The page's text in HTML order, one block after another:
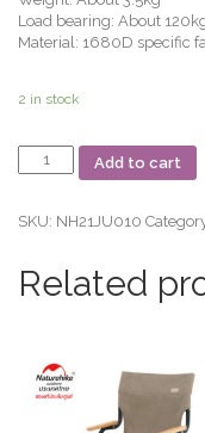
Load bearing: About
Material: 1680D specific
2 in stock
เก้าอี้
มี
พิง
adjustable
Add to cart
SKU: NH21JU010
Related